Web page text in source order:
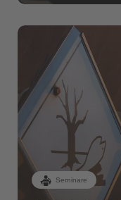
Seminare